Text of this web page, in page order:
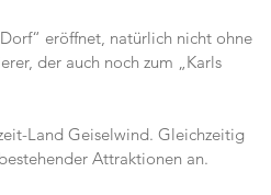
eröffnet, natürlich nicht ohne
der auch noch zum „Karls
Land Geiselwind. Gleichzeitig
Attraktionen an.